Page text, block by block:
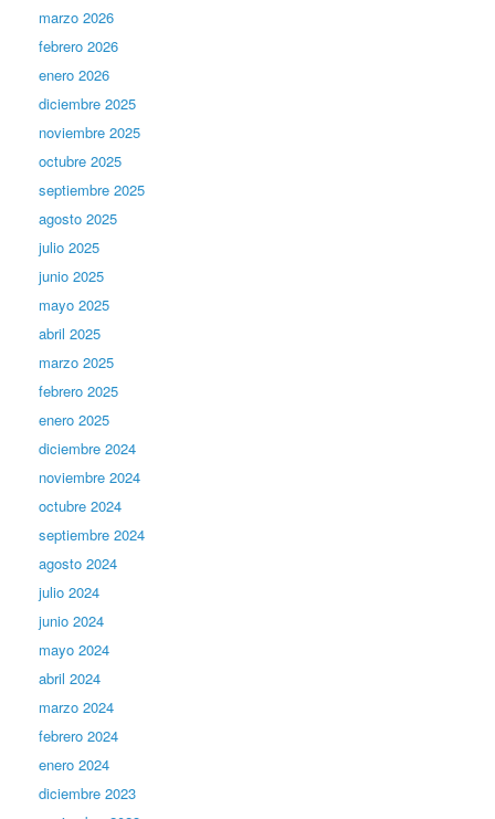
marzo 2026
febrero 2026
enero 2026
diciembre 2025
noviembre 2025
octubre 2025
septiembre 2025
agosto 2025
julio 2025
junio 2025
mayo 2025
abril 2025
marzo 2025
febrero 2025
enero 2025
diciembre 2024
noviembre 2024
octubre 2024
septiembre 2024
agosto 2024
julio 2024
junio 2024
mayo 2024
abril 2024
marzo 2024
febrero 2024
enero 2024
diciembre 2023